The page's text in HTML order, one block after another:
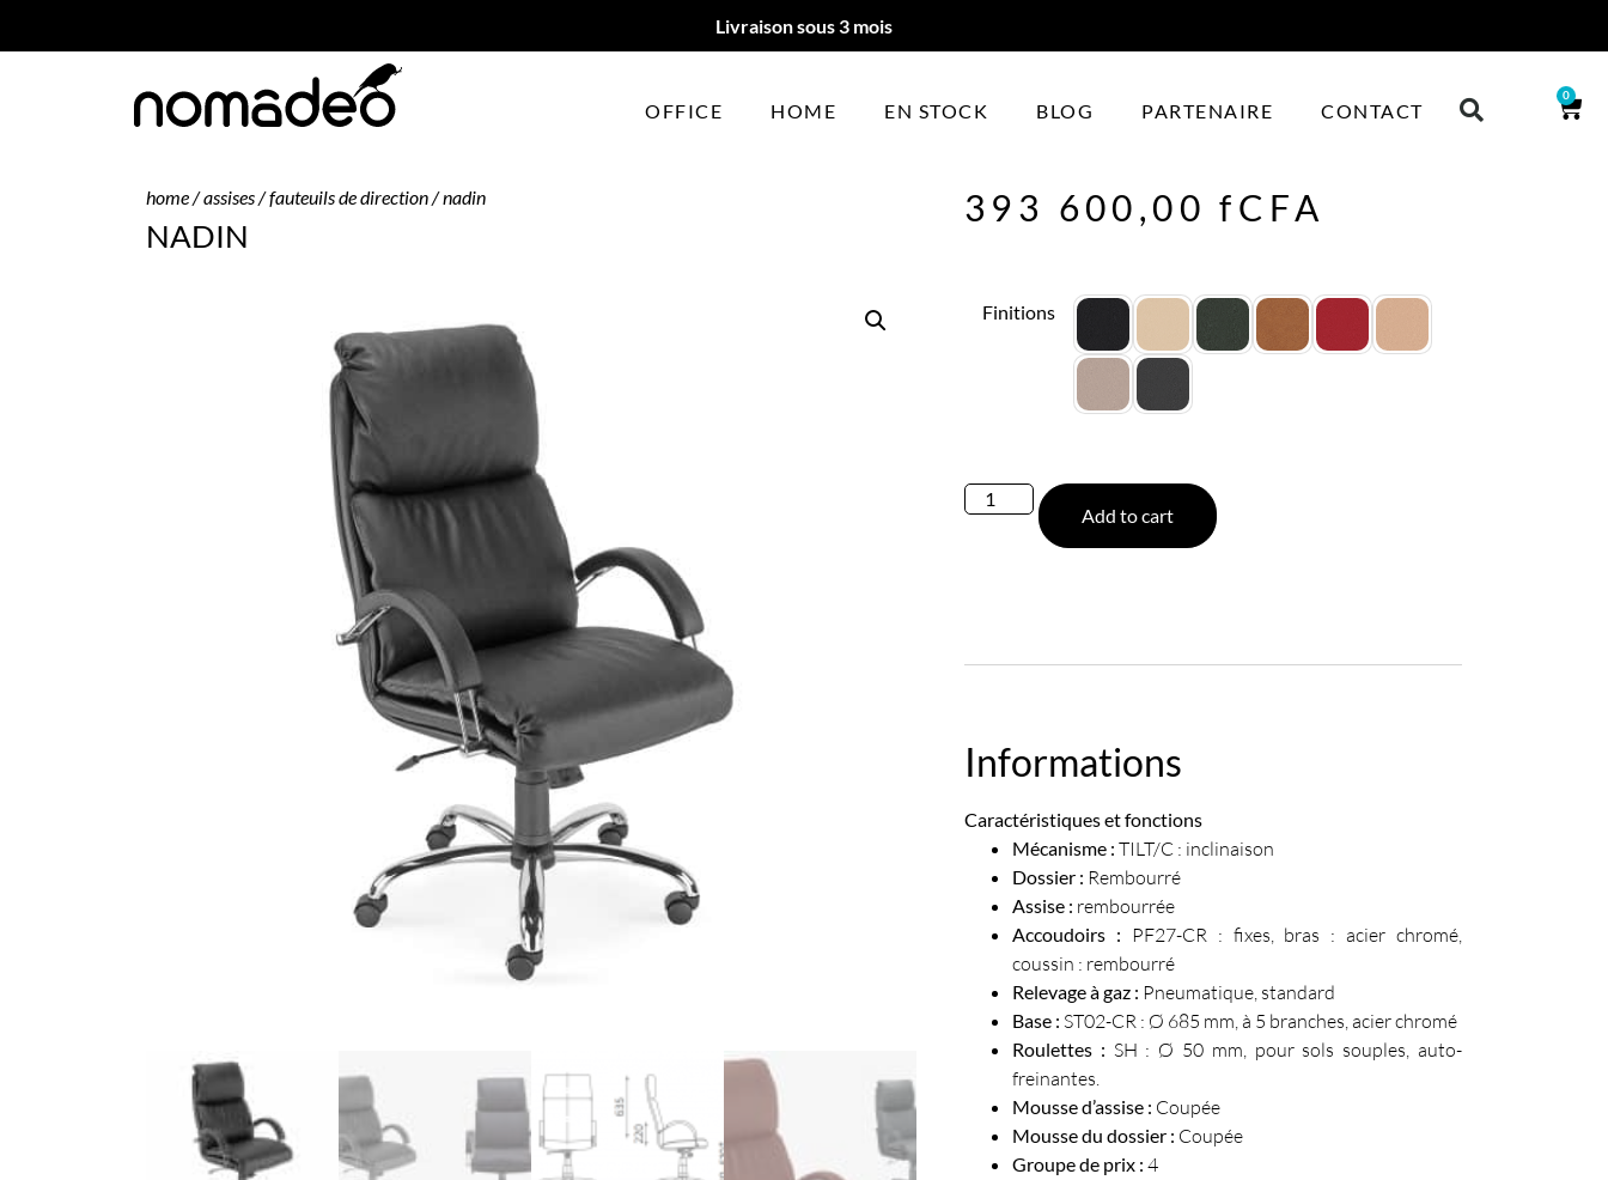
Livraison sous 3 mois
OFFICE HOME EN STOCK BLOG PARTENAIRE CONTACT
0
home/assises/fauteuils de direction/ nadin
NADIN
393 600,00fCFA
Finitions
Add to cart
Informations
Caractéristiques et fonctions
Mécanisme : TILT/C : inclinaison
Dossier : Rembourré
Assise : rembourrée
Accoudoirs : PF27-CR : fixes, bras : acier chromé,
coussin : rembourré
Relevage à gaz : Pneumatique, standard
Base : ST02-CR : Ø 685 mm, à 5 branches, acier chromé
Roulettes : SH : Ø 50 mm, pour sols souples, auto-
freinantes.
Mousse d’assise : Coupée
Mousse du dossier : Coupée
Groupe de prix : 4